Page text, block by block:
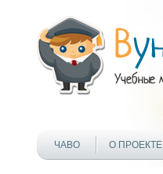
ЧАВО О ПРОЕКТЕ